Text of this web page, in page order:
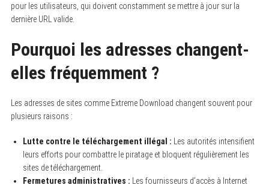
pour les utilisateurs, qui doivent constamment se mettre à jour sur la
dernière URL valide.
Pourquoi les adresses changent-
elles fréquemment ?
Les adresses de sites comme Extreme Download changent souvent pour
plusieurs raisons :
Lutte contre le téléchargement illégal : Les autorités intensifient
leurs efforts pour combattre le piratage et bloquent régulièrement les
sites de téléchargement.
Fermetures administratives : Les fournisseurs d’accès à Internet